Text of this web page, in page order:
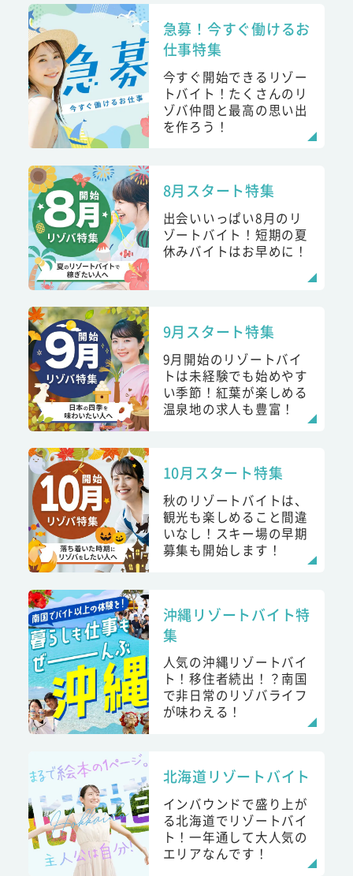
急募！今すぐ働けるお
仕事特集
今すぐ開始できるリゾー
トバイト！たくさんのリ
ゾバ仲間と最高の思い出
を作ろう！
8月スタート特集
出会いいっぱい8月のリ
ゾートバイト！短期の夏
休みバイトはお早めに！
9月スタート特集
9月開始のリゾートバイ
トは未経験でも始めやす
い季節！紅葉が楽しめる
温泉地の求人も豊富！
10月スタート特集
秋のリゾートバイトは、
観光も楽しめること間違
いなし！スキー場の早期
募集も開始します！
沖縄リゾートバイト特
集
人気の沖縄リゾートバイ
ト！移住者続出！？南国
で非日常のリゾバライフ
が味わえる！
北海道リゾートバイト
インバウンドで盛り上が
る北海道でリゾートバイ
ト！一年通して大人気の
エリアなんです！